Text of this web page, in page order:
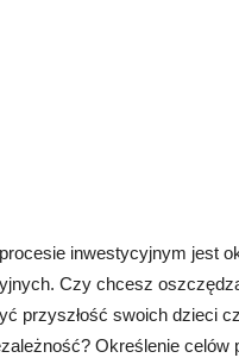
inwestycyjnym jest
Czy chcesz
przyszłość swoich dzieci
Określenie celów